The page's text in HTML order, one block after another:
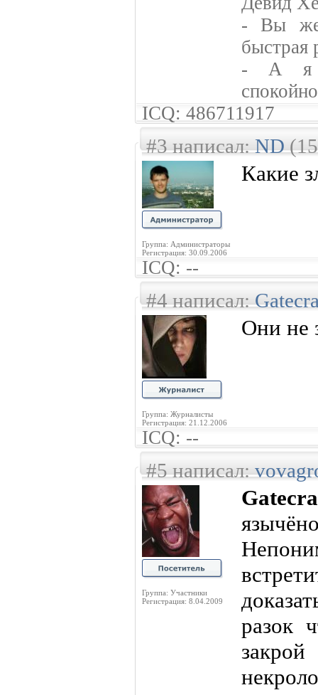
- Вы же
быстрая
- А я
ICQ: 486711917
#3 написал:ND(15
Группа: Администраторы
Регистрация: 30.09.2006
Какие
ICQ: --
#4 написал:
Группа: Журналисты
Регистрация: 21.12.2006
Они не
ICQ: --
#5 написал:
Группа: Участники
Регистрация: 8.04.2009
разок